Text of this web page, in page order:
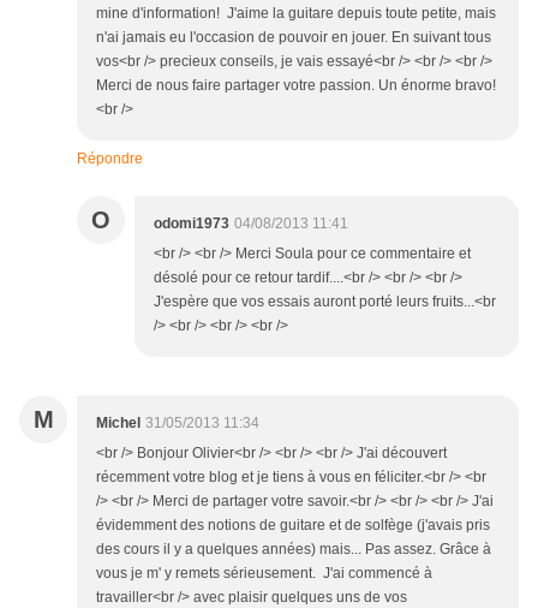
mine d'information! J'aime la guitare depuis toute petite, mais
n'ai jamais eu l'occasion de pouvoir en jouer. En suivant tous
vos<br /> precieux conseils, je vais essayé<br /> <br /> <br />
Merci de nous faire partager votre passion. Un énorme bravo!
<br />
Répondre
O odomi1973 04/08/2013 11:41
<br /> <br /> Merci Soula pour ce commentaire et
désolé pour ce retour tardif....<br /> <br /> <br />
J'espère que vos essais auront porté leurs fruits...<br
/> <br /> <br /> <br />
M Michel 31/05/2013 11:34
<br /> Bonjour Olivier<br /> <br /> <br /> J'ai découvert
récemment votre blog et je tiens à vous en féliciter.<br /> <br
/> <br /> Merci de partager votre savoir.<br /> <br /> <br /> J'ai
évidemment des notions de guitare et de solfège (j'avais pris
des cours il y a quelques années) mais... Pas assez. Grâce à
vous je m' y remets sérieusement. J'ai commencé à
travailler<br /> avec plaisir quelques uns de vos